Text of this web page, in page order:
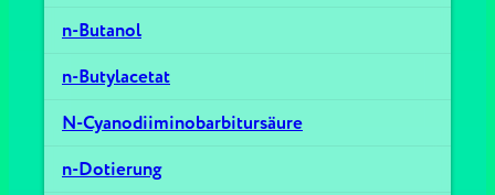
n-Butanol
n-Butylacetat
N-Cyanodiiminobarbitursäure
n-Dotierung